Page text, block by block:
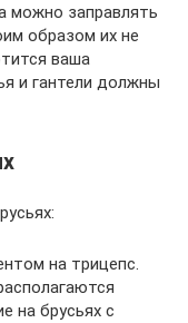
можно заправлять
образом их не
ваша
и гантели должны
на трицепс.
на брусьях с